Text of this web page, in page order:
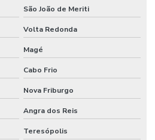
de bombeiros
São João de Meriti
Volta Redonda
Magé
Cabo Frio
Nova Friburgo
Angra dos Reis
Teresópolis